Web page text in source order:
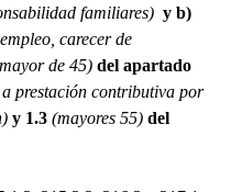
familiares) y b)
carecer de
de 45) del apartado
a prestación contributiva por
y 1.3 (mayores 55) del